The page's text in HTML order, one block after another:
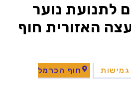
לתנועת נוער
האזורית חוף
חוף הכרמל